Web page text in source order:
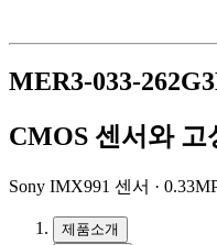
MER3-033-
CMOS 센서와
Sony IMX991 센서 ·
제품소개